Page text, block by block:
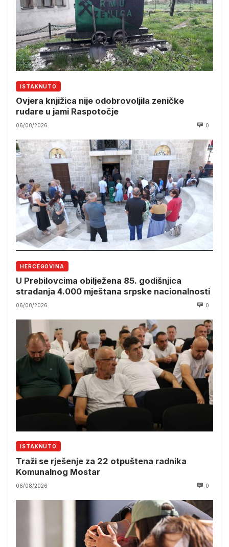
ISTAKNUTO
Ovjera knjižica nije odobrovoljila zeničke
rudare u jami Raspotočje
06/08/2026 0
HERCEGOVINA
U Prebilovcima obilježena 85. godišnjica
stradanja 4.000 mještana srpske nacionalnosti
06/08/2026 0
ISTAKNUTO
Traži se rješenje za 22 otpuštena radnika
Komunalnog Mostar
06/08/2026 0